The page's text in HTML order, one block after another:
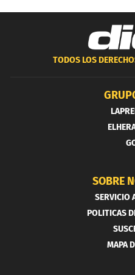
TODOS LOS
SOBRE
SERVICIO
POLITICAS
MAPA